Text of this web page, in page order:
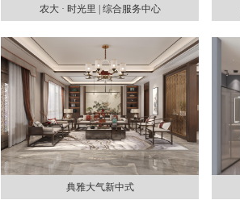
农大 · 时光里 | 综合服务中心
典雅大气新中式